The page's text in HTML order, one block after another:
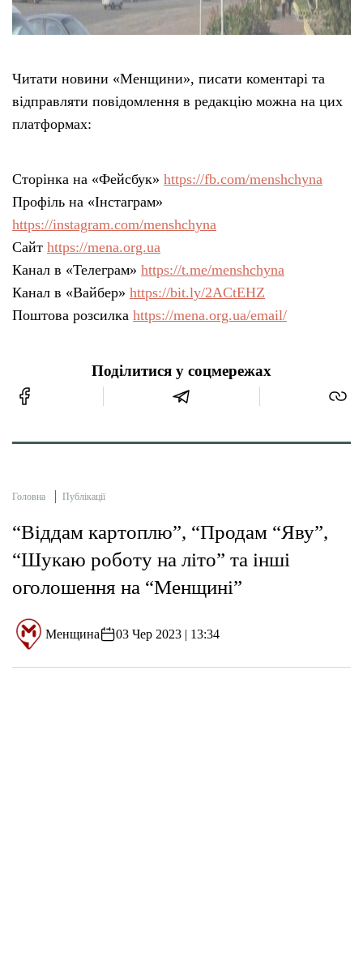
Читати новини «Менщини», писати коментарі та
відправляти повідомлення в редакцію можна на цих
платформах:
Сторінка на «Фейсбук» https://fb.com/menshchyna
Профіль на «Інстаграм»
https://instagram.com/menshchyna
Сайт https://mena.org.ua
Канал в «Телеграм» https://t.me/menshchyna
Канал в «Вайбер» https://bit.ly/2ACtEHZ
Поштова розсилка https://mena.org.ua/email/
Поділитися у соцмережах
Головна Публікації
“Віддам картоплю”, “Продам “Яву”,
“Шукаю роботу на літо” та інші
оголошення на “Менщині”
Менщина 03 Чер 2023 | 13:34